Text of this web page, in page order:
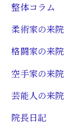
整体コラム
柔術家の来院
格闘家の来院
空手家の来院
芸能人の来院
院長日記